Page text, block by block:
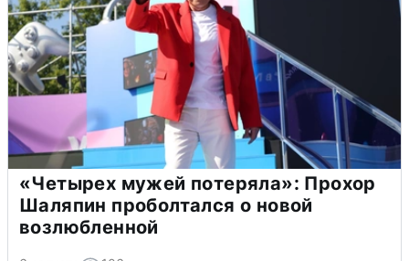
«Четырех мужей потеряла»: Прохор
Шаляпин проболтался о новой
возлюбленной